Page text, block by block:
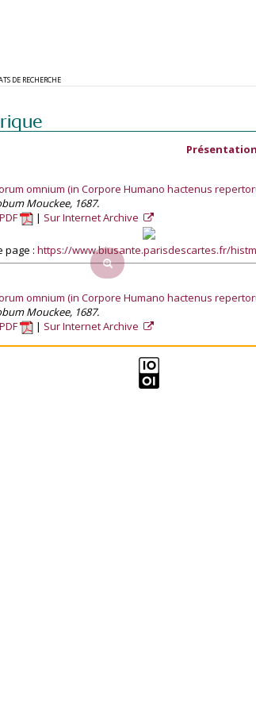
DE RECHERCHE
Présentation
omnium (in Corpore Humano hactenus
Mouckee, 1687.
PDF Sur Internet Archive
page : https://www.biusante.parisdescartes.fr/
omnium (in Corpore Humano hactenus
Mouckee, 1687.
PDF Sur Internet Archive